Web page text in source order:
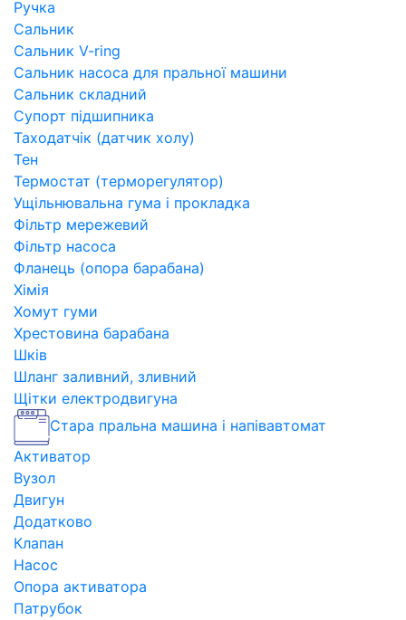
Ручка
Сальник
Сальник V-ring
Сальник насоса для пральної машини
Сальник складний
Супорт підшипника
Таходатчік (датчик холу)
Тен
Термостат (терморегулятор)
Ущільнювальна гума і прокладка
Фільтр мережевий
Фільтр насоса
Фланець (опора барабана)
Хімія
Хомут гуми
Хрестовина барабана
Шків
Шланг заливний, зливний
Щітки електродвигуна
Стара пральна машина і напівавтомат
Активатор
Вузол
Двигун
Додатково
Клапан
Насос
Опора активатора
Патрубок